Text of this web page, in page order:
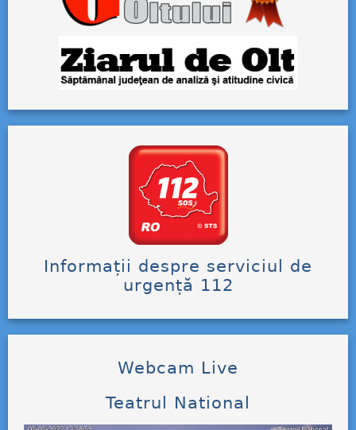
Informații despre serviciul de
urgență 112
Webcam Live
Teatrul National